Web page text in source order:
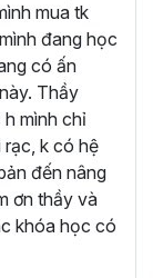
học Excel:
cụ thể mà bạn
biểu đồ Excel,
các kiến
Bạn có thể tìm
Excel mà bạn
phong phú và
mua tk
đang học
có ấn
Thầy
mình chỉ
rạc, k có hệ
đến nâng
ơn thầy và
khóa học có